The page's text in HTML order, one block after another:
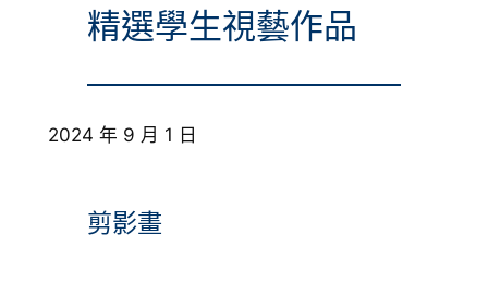
校外獎項
學校活動
學生作品
精選學生視藝作品
2024 年 9 月 1 日
剪影畫